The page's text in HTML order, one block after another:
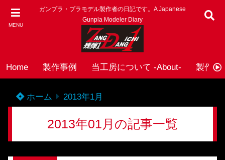
MENU
ガンプラ・プラモデル製作者の日記です。A Japanese
Gunpla Modeler Diary
Home 製作事例 当工房について -About- 製作依
ホーム 2013年1月
2013年01月の記事一覧